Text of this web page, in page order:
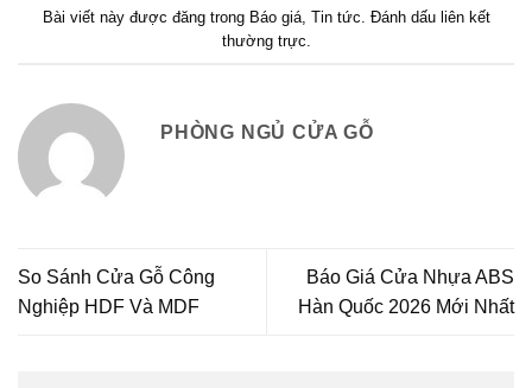
Bài viết này được đăng trong Báo giá, Tin tức . Đánh dấu liên kết
thường trực
PHÒNG NGỦ CỬA GỖ
So Sánh Cửa Gỗ Công
Nghiệp HDF Và MDF
Báo Giá Cửa Nhựa ABS
Hàn Quốc 2026 Mới Nhất